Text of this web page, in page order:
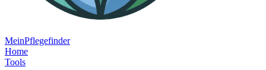
MeinPflegefinder
Home
Tools